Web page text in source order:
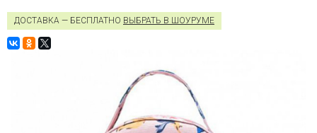
ДОСТАВКА — БЕСПЛАТНО ВЫБРАТЬ В ШОУРУМЕ